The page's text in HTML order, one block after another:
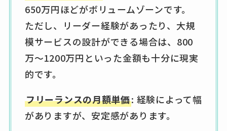
650万円ほどがボリュームゾーンです。
ただし、リーダー経験があったり、大規
模サービスの設計ができる場合は、800
万〜1200万円といった金額も十分に現実
的です。
フリーランスの月額単価: 経験によって幅
がありますが、安定感があります。